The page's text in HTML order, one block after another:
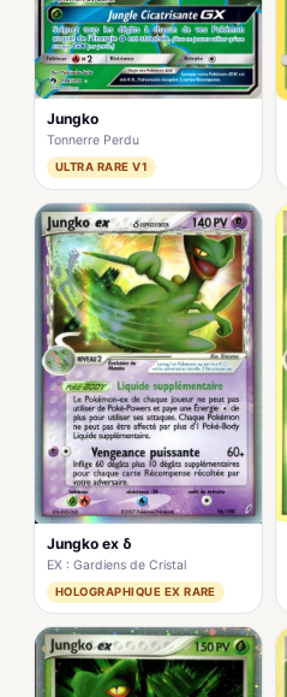
Jungko
Tonnerre Perdu
ULTRA RARE V1
Jungko ex δ
EX : Gardiens de Cristal
HOLOGRAPHIQUE EX RARE